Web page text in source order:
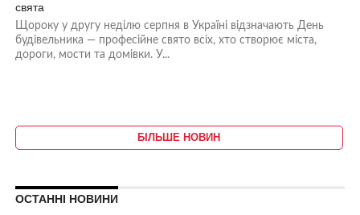
свята
Щороку у другу неділю серпня в Україні відзначають День
будівельника — професійне свято всіх, хто створює міста,
дороги, мости та домівки. У...
БІЛЬШЕ НОВИН
ОСТАННІ НОВИНИ